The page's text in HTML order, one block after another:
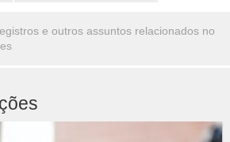
e outros assuntos relacionados no